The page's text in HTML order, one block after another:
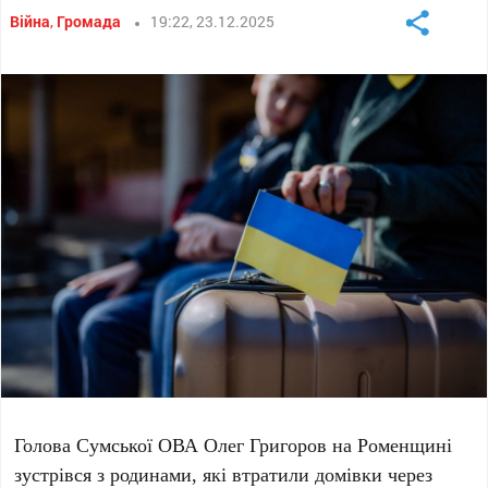
Війна, Громада 19:22, 23.12.2025
Голова Сумської ОВА Олег Григоров на Роменщині
зустрівся з родинами, які втратили домівки через